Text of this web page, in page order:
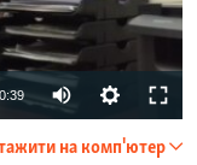
0:39
на комп'ютер